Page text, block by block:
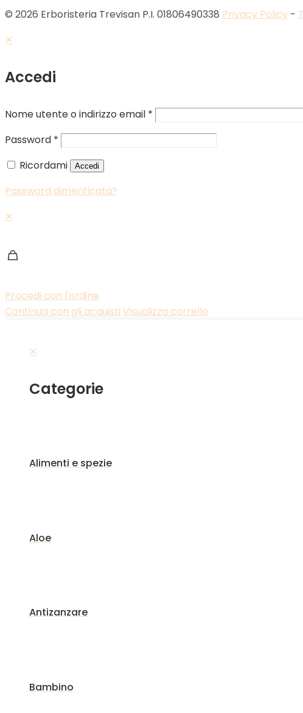
© 2026 Erboristeria Trevisan P.I. 01806490338 Privacy Policy -
✕
Accedi
Nome utente o indirizzo email *
Password *
Ricordami
Accedi
Password dimenticata?
✕
Procedi con l'ordine
Continua con gli acquisti Visualizza carrello
✕
Categorie
Alimenti e spezie
Aloe
Antizanzare
Bambino